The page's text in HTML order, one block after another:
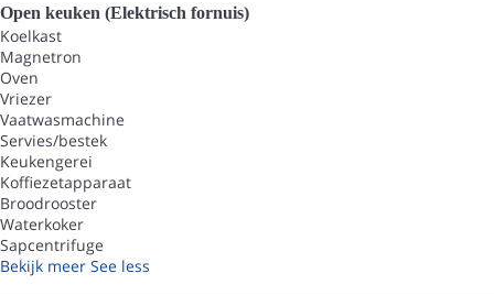
Open keuken (Elektrisch fornuis)
Koelkast
Magnetron
Oven
Vriezer
Vaatwasmachine
Servies/bestek
Keukengerei
Koffiezetapparaat
Broodrooster
Waterkoker
Sapcentrifuge
Bekijk meer See less